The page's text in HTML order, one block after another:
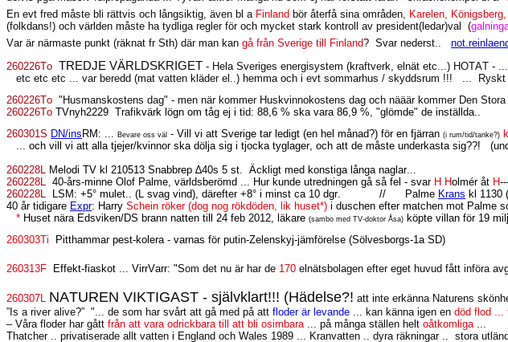
En evt fred måste bli rättvis och långsiktig, även bl a Finland bör återfå sina områden, Karelen,
(folkdans!) och världen måste ha tydliga regler för och mycket stark kontroll av president(ledar)val
(
Var är närmaste punkt (räknat fr Sth) där man kan gå från Sverige till Finland? Svar nederst..
260226To TREDJE VÄRLDSKRIGET - Hela Sveriges energisystem (kraftverk, elnät etc...) HOTAT -
etc etc etc ... var beredd (mat vatten kläder el..) hemma och i evt sommarhus / skyddsrum !!!
...
260226To "Husmanskostens dag" - men när kommer Huskvinnokostens dag och nääär kommer Den
260226To TVnyh2229 Trafikvärk lögn om tåg ej i tid: 88,6 % ska vara 86,9 %, "glömde" de inställda..
260301S DN/ins RM: ... Bevare oss väl - Vill vi att Sverige tar ledigt (en hel månad?) för en fjärran (i rum/tid/tanke?)
... och vill vi att alla tjejer/kvinnor ska dölja sig i tjocka tyglager, och att de måste underkasta sig??!
260228L Melodi TV kl 210513 Snabbrep ∆40s 5 st. Äckligt med konstiga långa naglar...
260228L 40-års-minne Olof Palme, världsberömd ... Hur kunde utredningen gå så fel - svar H Holmér åt H
260228L LSM: +5° mulet.. (L svag vind), därefter +8° i minst ca 10 dgr. // Palme Krans kl 1130
40 år tidigare Expr: Harry Schein röker (dog nog rökdöden, lik huset*) i duschen efter matchen mot Palme
* Huset nära Edsviken/DS brann natten till 24 feb 2012, läkare (sambo med TV-doktor Åsa) köpte villan för 19
260303Ti
Pitthammar pest-kolera - varnas för putin-Zelenskyj-jämförelse (Sölvesborgs-1a SD)
260313F Effekt-fiaskot ... VirrVarr: "Som det nu är har de 170 elnätsbolagen efter eget huvud fått införa
260307L NATUREN VIKTIGAST - självklart!!! (Hädelse?! att inte erkänna Naturens
”Is a river alive?” "... de som har svårt att gå med på att floder är levande ... kan känna igen en död flod ...
– Våra floder har gått från att vara odrickbara till att bli osimbara ... på många ställen helt oåtkomliga...
Thatcher .. privatiserade allt vatten i England och Wales 1989 ... Kranvatten .. dyra räkningar .. stora